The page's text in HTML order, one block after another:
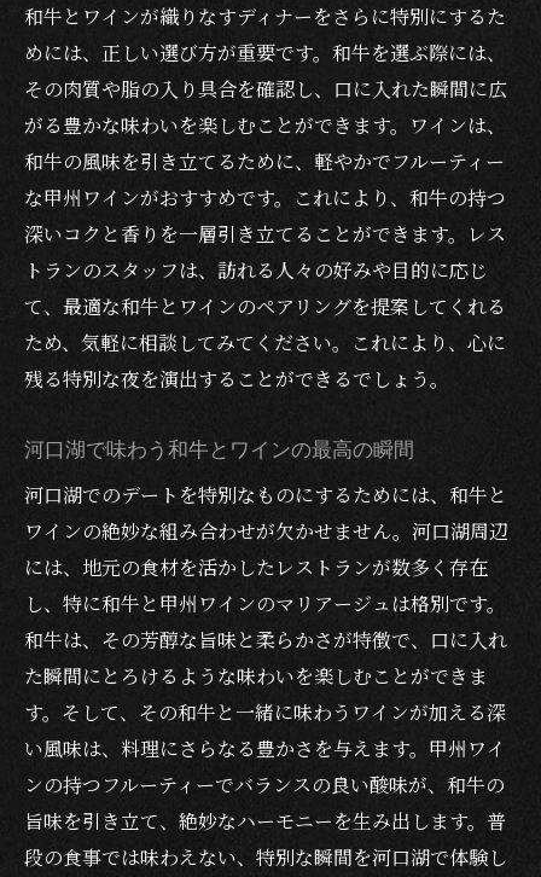
和牛とワインが織りなすディナーをさらに特別にするた
めには、正しい選び方が重要です。和牛を選ぶ際には、
その肉質や脂の入り具合を確認し、口に入れた瞬間に広
がる豊かな味わいを楽しむことができます。ワインは、
和牛の風味を引き立てるために、軽やかでフルーティー
な甲州ワインがおすすめです。これにより、和牛の持つ
深いコクと香りを一層引き立てることができます。レス
トランのスタッフは、訪れる人々の好みや目的に応じ
て、最適な和牛とワインのペアリングを提案してくれる
ため、気軽に相談してみてください。これにより、心に
残る特別な夜を演出することができるでしょう。
河口湖で味わう和牛とワインの最高の瞬間
河口湖でのデートを特別なものにするためには、和牛と
ワインの絶妙な組み合わせが欠かせません。河口湖周辺
には、地元の食材を活かしたレストランが数多く存在
し、特に和牛と甲州ワインのマリアージュは格別です。
和牛は、その芳醇な旨味と柔らかさが特徴で、口に入れ
た瞬間にとろけるような味わいを楽しむことができま
す。そして、その和牛と一緒に味わうワインが加える深
い風味は、料理にさらなる豊かさを与えます。甲州ワイ
ンの持つフルーティーでバランスの良い酸味が、和牛の
旨味を引き立て、絶妙なハーモニーを生み出します。普
段の食事では味わえない、特別な瞬間を河口湖で体験し